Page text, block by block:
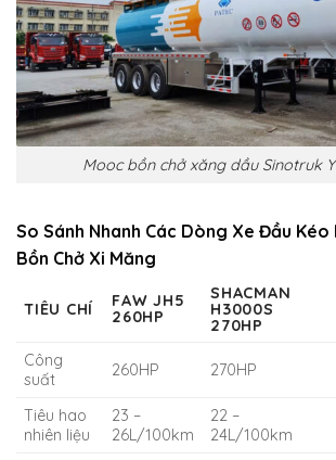
Mooc bồn chở xăng dầu Sinotruk
So Sánh Nhanh Các Dòng Xe Đầu
Bồn Chở Xi Măng
TIÊU CHÍ
FAW JH5
260HP
SHACMAN
H3000S
270HP
Công
suất
260HP 270HP
Tiêu hao
nhiên liệu
23 –
26L/100km
22 –
24L/100km